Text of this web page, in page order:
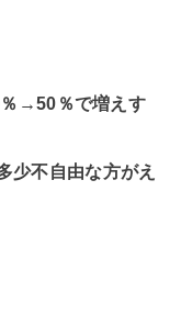
→50％で増えす
少不自由な方がえ